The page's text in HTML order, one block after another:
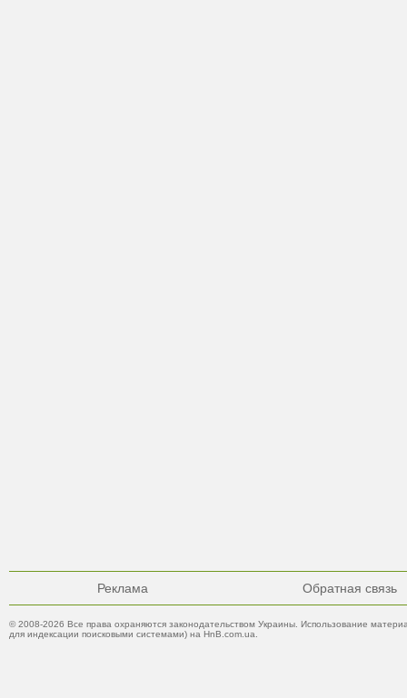
Реклама Обратная связь
© 2008-2026 Все права охраняются законодательством Украины. Использование
для индексации поисковыми системами) на HnB.com.ua.